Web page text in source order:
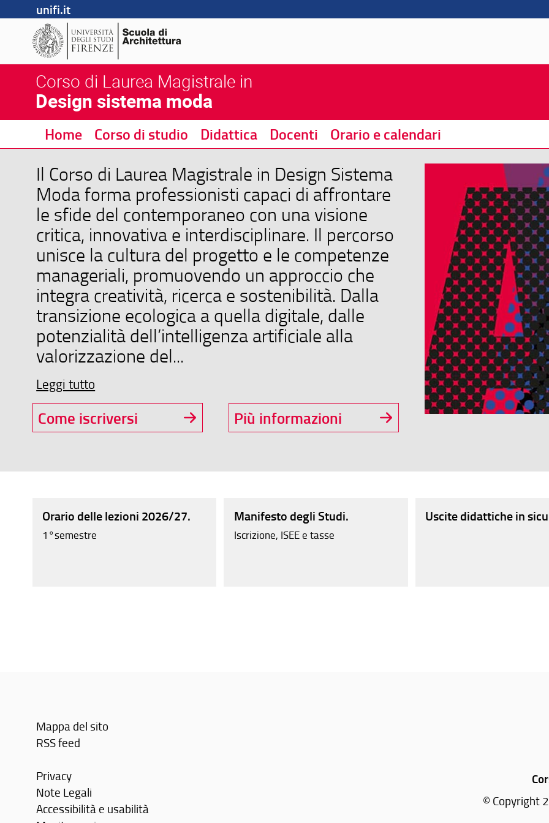
unifi.it
Corso di Laurea Magistrale in
Design sistema moda
Home Corso di studio Didattica Docenti Orario e calendari
Il Corso di Laurea Magistrale in Design Sistema
Moda forma professionisti capaci di affrontare
le sfide del contemporaneo con una visione
critica, innovativa e interdisciplinare. Il percorso
unisce la cultura del progetto e le competenze
manageriali, promuovendo un approccio che
integra creatività, ricerca e sostenibilità. Dalla
transizione ecologica a quella digitale, dalle
potenzialità dell’intelligenza artificiale alla
valorizzazione del...
Leggi tutto
Come iscriversi Più informazioni
Orario delle lezioni 2026/27.
1°semestre
Manifesto degli Studi.
Iscrizione, ISEE e tasse
Uscite didattiche in
Mappa del sito
RSS feed
Privacy
Note Legali
Accessibilità e usabilità
© Copyright